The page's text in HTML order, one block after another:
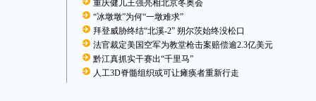
重庆健儿王强亮相北京冬奥会
“冰墩墩”为何“一墩难求”
拜登威胁终结“北溪-2” 朔尔茨始终没松口
法官裁定美国空军为教堂枪击案赔偿逾2.3亿美元
黔江真抓实干赛出“千里马”
人工3D脊髓组织或可让瘫痪者重新行走